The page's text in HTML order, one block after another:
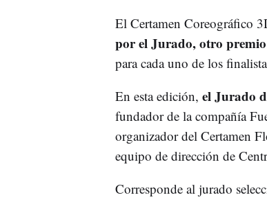
El Certamen Coreográfico
por el Jurado, otro
para cada uno de los
En esta edición, el Jurado
fundador de la compañía
organizador del Certamen
equipo de dirección de
Corresponde al jurado